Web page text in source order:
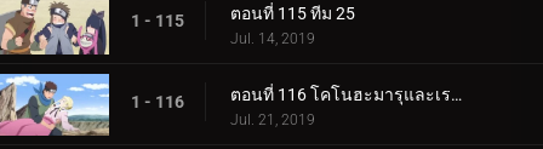
1 - 115 ตอนที่ 115 ทีม 25
Jul. 14, 2019
1 - 116 ตอนที่ 116 โคโนฮะมารุและเรมอน
Jul. 21, 2019